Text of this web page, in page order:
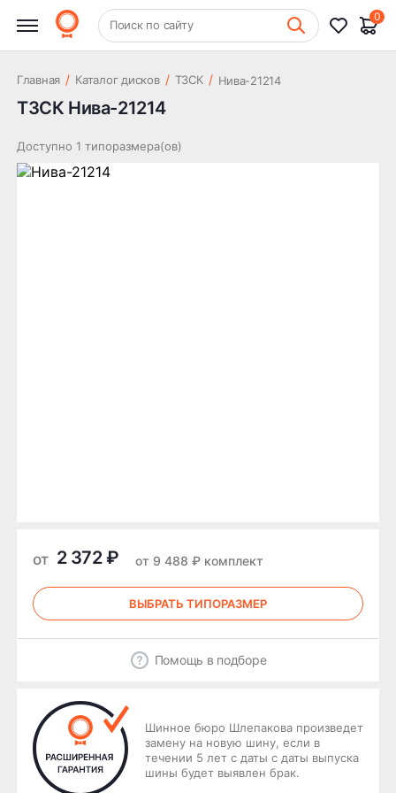
+7 (831) 261-35-35 Шиномонтаж
Поиск по сайту
0
Главная / Каталог дисков / ТЗСК / Нива-21214
ТЗСК Нива-21214
Доступно 1 типоразмера(ов)
от 2 372 ₽ от 9 488 ₽ комплект
ВЫБРАТЬ ТИПОРАЗМЕР
Помощь в подборе
Шинное бюро Шлепакова произведет
замену на новую шину, если в
течении 5 лет с даты с даты выпуска
шины будет выявлен брак.